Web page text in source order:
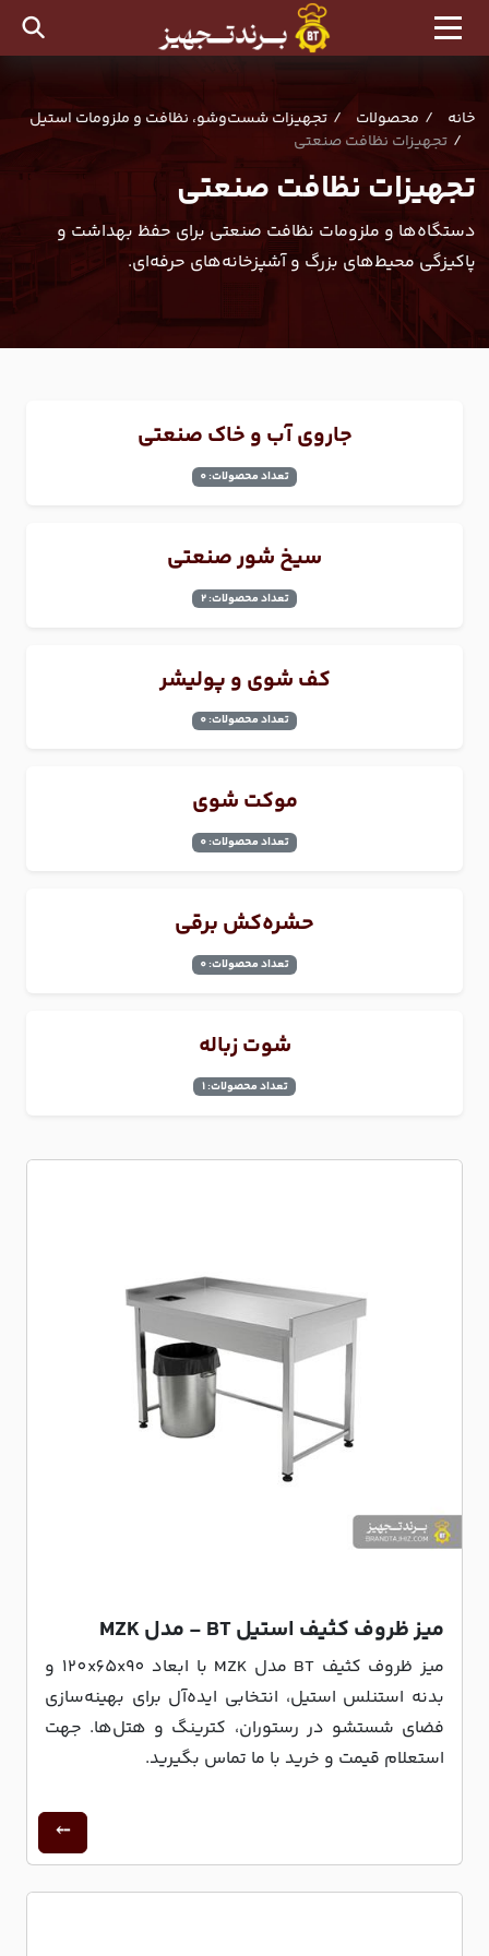
خانه محصولات
تجهیزات شست‌وشو، نظافت و ملزومات استیل
تجهیزات نظافت صنعتی
تجهیزات نظافت صنعتی
دستگاه‌ها و ملزومات نظافت صنعتی برای حفظ بهداشت و
پاکیزگی محیط‌های بزرگ و آشپزخانه‌های حرفه‌ای.
جاروی آب و خاک صنعتی
تعداد محصولات: 0
سیخ شور صنعتی
تعداد محصولات: 2
کف شوی و پولیشر
تعداد محصولات: 0
موکت شوی
تعداد محصولات: 0
حشره‌کش برقی
تعداد محصولات: 0
شوت زباله
تعداد محصولات: 1
میز ظروف کثیف استیل BT - مدل MZK
میز ظروف کثیف BT مدل MZK با ابعاد 120x65x90 و
بدنه استنلس استیل، انتخابی ایده‌آل برای بهینه‌سازی
فضای شستشو در رستوران، کترینگ و هتل‌ها. جهت
استعلام قیمت و خرید با ما تماس بگیرید.